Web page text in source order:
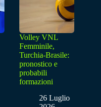
Volley VNL
Femminile,
Turchia-Brasile:
pronostico e
probabili
formazioni
26 Luglio